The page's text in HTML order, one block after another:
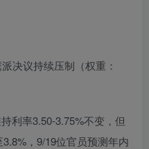
决议持续压制（权重：
利率3.50-3.75%不变，但
，9/19位官员预测年内